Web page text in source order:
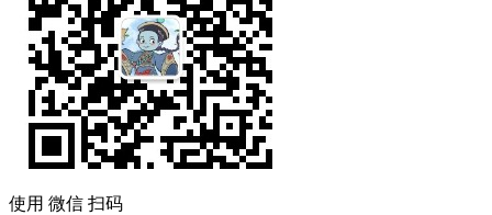
使用 微信 扫码